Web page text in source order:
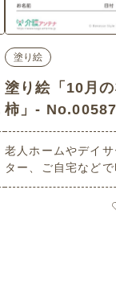
塗り絵
塗り絵「10月
柿」-
り絵の介護レ
老人ホームやデイ
ター、ご自宅などで
使いいただける無
け介護レク素材 塗